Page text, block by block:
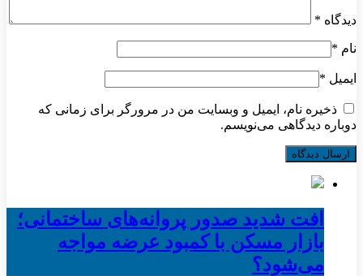
دیدگاه *
نام *
ایمیل *
ذخیره نام، ایمیل و وبسایت من در مرورگر برای زمانی که
دوباره دیدگاهی می‌نویسم.
افت شدید صدور پروانه‌های ساختمانی؛
بازار مسکن با کمبود عرضه مواجه
می‌شود؟